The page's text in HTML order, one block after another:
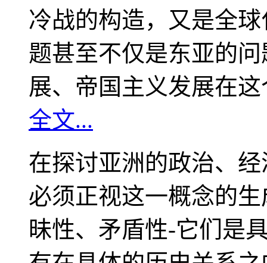
冷战的构造，又是全
题甚至不仅是东亚的
展、帝国主义发展在
全文...
在探讨亚洲的政治、
必须正视这一概念的
昧性、矛盾性-它们是